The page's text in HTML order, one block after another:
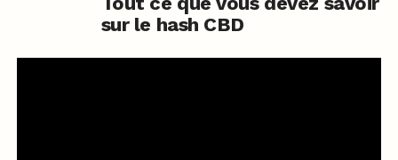
sur le hash CBD